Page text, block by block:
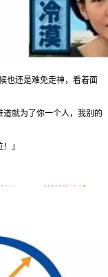
也还是难免走神，看着面
就为了你一个人，我别的
』